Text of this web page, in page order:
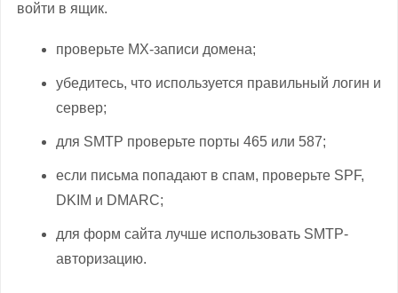
войти в ящик.
проверьте MX-записи домена;
убедитесь, что используется правильный логин и
сервер;
для SMTP проверьте порты 465 или 587;
если письма попадают в спам, проверьте SPF,
DKIM и DMARC;
для форм сайта лучше использовать SMTP-
авторизацию.